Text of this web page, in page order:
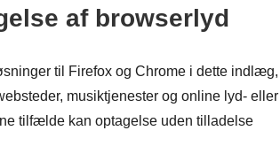
af browserlyd
til Firefox og Chrome i dette
musiktjenester og online lyd- eller
tilfælde kan optagelse uden tilladelse